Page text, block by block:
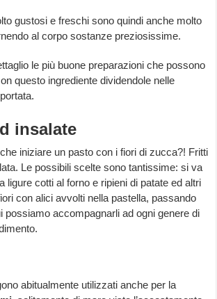
gustosi e freschi sono quindi anche molto
al corpo sostanze preziosissime.
le più buone preparazioni che possono
questo ingrediente dividendole nelle
insalate
iniziare un pasto con i fiori di zucca?! Fritti
Le possibili scelte sono tantissime: si va
ligure cotti al forno e ripieni di patate ed altri
con alici avvolti nella pastella, passando
possiamo accompagnarli ad ogni genere di
abitualmente utilizzati anche per la